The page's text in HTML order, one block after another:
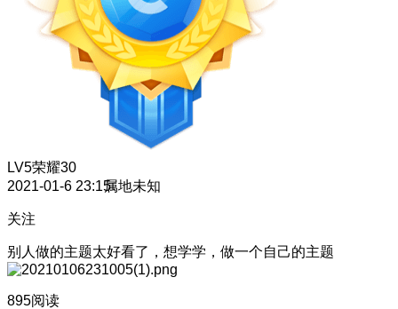
LV5荣耀30
2021-01-6 23:15属地未知
关注
别人做的主题太好看了，想学学，做一个自己的主题
895阅读